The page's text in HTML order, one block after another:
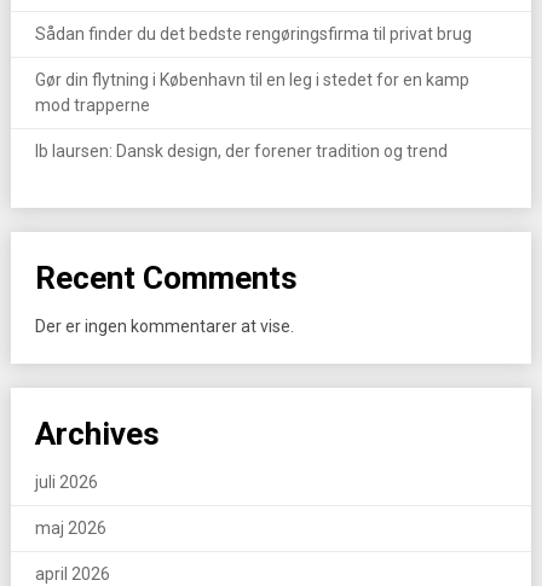
Sådan finder du det bedste rengøringsfirma til privat brug
Gør din flytning i København til en leg i stedet for en kamp
mod trapperne
Ib laursen: Dansk design, der forener tradition og trend
Recent Comments
Der er ingen kommentarer at vise.
Archives
juli 2026
maj 2026
april 2026